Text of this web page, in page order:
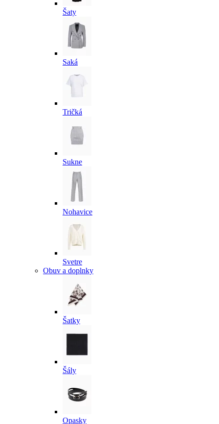
Šaty
Saká
Tričká
Sukne
Nohavice
Svetre
Obuv a doplnky
Šatky
Šály
Opasky